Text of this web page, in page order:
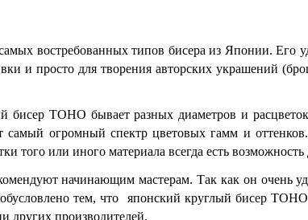
востребованных типов бисера из Японии. Его
и просто для творения авторских украшений
бисер TOHO бывает разных диаметров и
самый огромный спектр цветовых гамм и
того или иного материала всегда есть
начинающим мастерам. Так как он очень
тем, что японский круглый бисер TOHO
других производителей.